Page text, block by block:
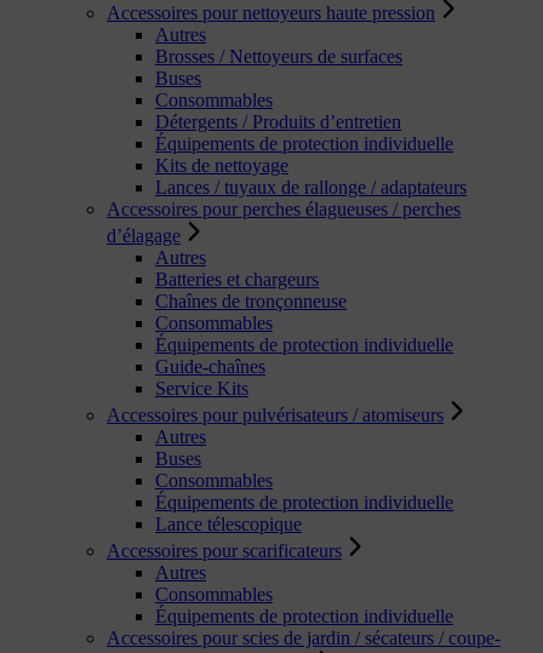
Accessoires pour nettoyeurs haute pression
Autres
Brosses / Nettoyeurs de surfaces
Buses
Consommables
Détergents / Produits d’entretien
Équipements de protection individuelle
Kits de nettoyage
Lances / tuyaux de rallonge / adaptateurs
Accessoires pour perches élagueuses / perches
d’élagage
Autres
Batteries et chargeurs
Chaînes de tronçonneuse
Consommables
Équipements de protection individuelle
Guide-chaînes
Service Kits
Accessoires pour pulvérisateurs / atomiseurs
Autres
Buses
Consommables
Équipements de protection individuelle
Lance télescopique
Accessoires pour scarificateurs
Autres
Consommables
Équipements de protection individuelle
Accessoires pour scies de jardin / sécateurs / coupe-